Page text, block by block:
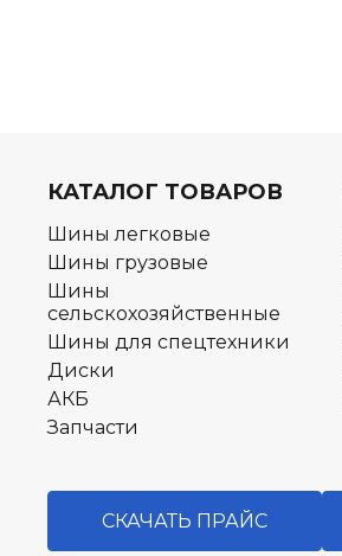
КАТАЛОГ ТОВАРОВ
Шины легковые
Шины грузовые
Шины
сельскохозяйственные
Шины для спецтехники
Диски
АКБ
Запчасти
СКАЧАТЬ ПРАЙС